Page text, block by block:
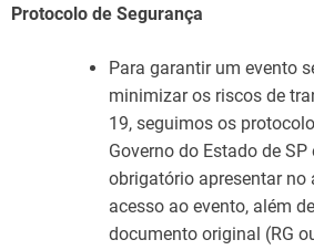
Protocolo de Segurança
Para garantir um evento
minimizar os riscos de
19, seguimos os
Governo do Estado de
obrigatório apresentar no
acesso ao evento, além
documento original (RG